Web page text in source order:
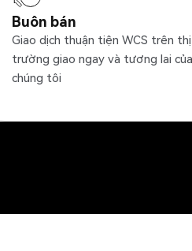
Buôn bán
Giao dịch thuận tiện WCS trên thị
trường giao ngay và tương lai của
chúng tôi